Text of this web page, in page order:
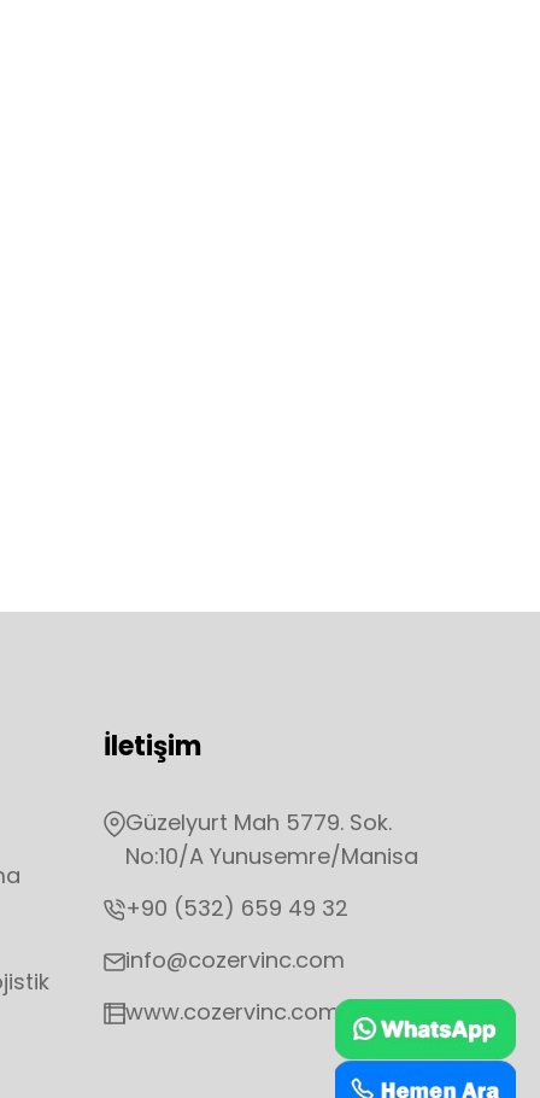
İletişim
Güzelyurt Mah 5779. Sok.
No:10/A Yunusemre/Manisa
+90 (532) 659 49 32
info@cozervinc.com
www.cozervinc.com